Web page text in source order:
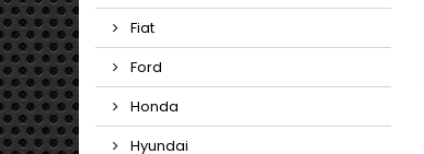
Fiat
Ford
Honda
Hyundai